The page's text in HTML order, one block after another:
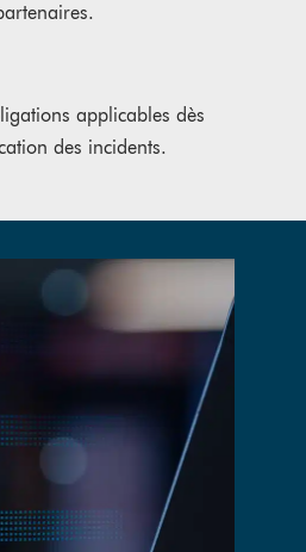
applicables dès
des incidents.